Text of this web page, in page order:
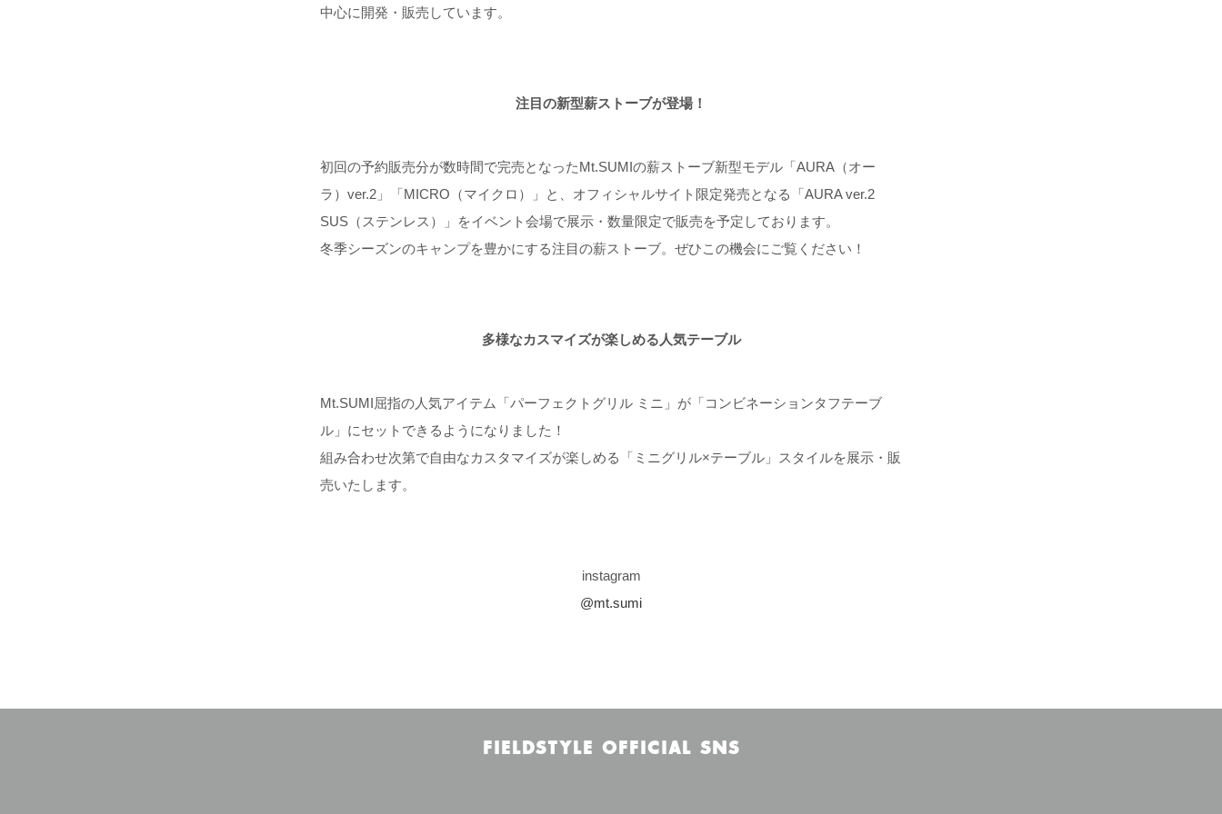
中心に開発・販売しています。
注目の新型薪ストーブが登場！
初回の予約販売分が数時間で完売となったMt.SUMIの薪ストーブ新型モデル「AURA（オー
ラ）ver.2」「MICRO（マイクロ）」と、オフィシャルサイト限定発売となる「AURA ver.2
SUS（ステンレス）」をイベント会場で展示・数量限定で販売を予定しております。
冬季シーズンのキャンプを豊かにする注目の薪ストーブ。ぜひこの機会にご覧ください！
多様なカスマイズが楽しめる人気テーブル
Mt.SUMI屈指の人気アイテム「パーフェクトグリル ミニ」が「コンビネーションタフテーブ
ル」にセットできるようになりました！
組み合わせ次第で自由なカスタマイズが楽しめる「ミニグリル×テーブル」スタイルを展示・販
売いたします。
instagram
@mt.sumi
FIELDSTYLE OFFICIAL SNS